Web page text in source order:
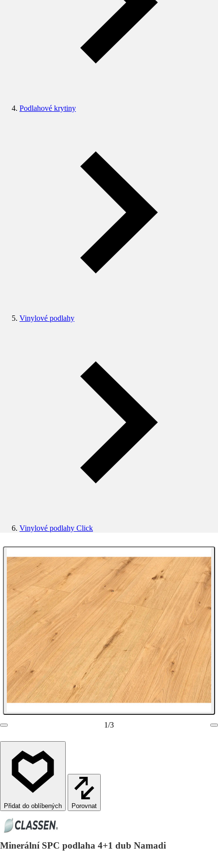
Podlahové krytiny
Vinylové podlahy
Vinylové podlahy Click
1/3
Porovnat
Minerální SPC podlaha 4+1 dub Namadi